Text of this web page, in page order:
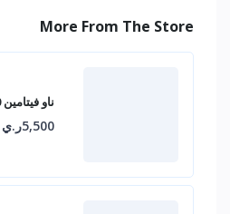
More From The Store
ناو فيتامين D3 5000 وحده دولية
5,500ر.ي